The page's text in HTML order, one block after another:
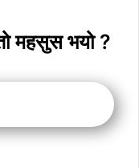
महसुस भयो ?